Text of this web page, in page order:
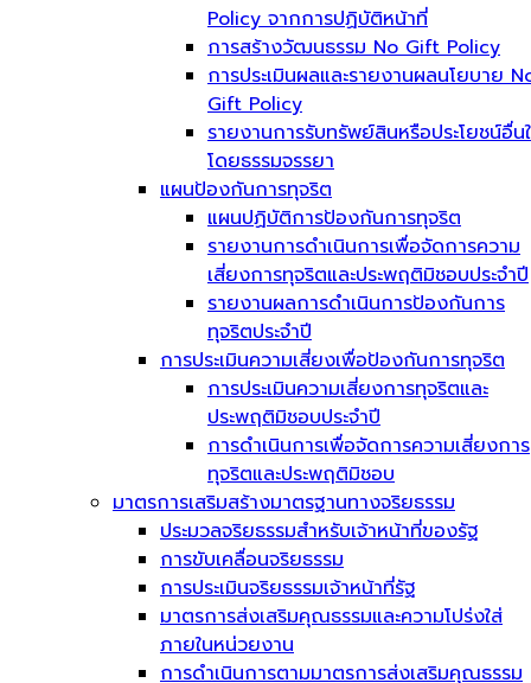
Policy จากการปฏิบัติหน้าที่
การสร้างวัฒนธรรม No Gift Policy
การประเมินผลและรายงานผลนโยบาย
Gift Policy
รายงานการรับทรัพย์สินหรือประโยชน์อื่น
โดยธรรมจรรยา
แผนป้องกันการทุจริต
แผนปฏิบัติการป้องกันการทุจริต
รายงานการดำเนินการเพื่อจัดการความ
เสี่ยงการทุจริตและประพฤติมิชอบประจำปี
รายงานผลการดำเนินการป้องกันการ
ทุจริตประจำปี
การประเมินความเสี่ยงเพื่อป้องกันการทุจริต
การประเมินความเสี่ยงการทุจริตและ
ประพฤติมิชอบประจำปี
การดำเนินการเพื่อจัดการความเสี่ยงการ
ทุจริตและประพฤติมิชอบ
มาตรการเสริมสร้างมาตรฐานทางจริยธรรม
ประมวลจริยธรรมสำหรับเจ้าหน้าที่ของรัฐ
การขับเคลื่อนจริยธรรม
การประเมินจริยธรรมเจ้าหน้าที่รัฐ
มาตรการส่งเสริมคุณธรรมและความโปร่งใส่
ภายในหน่วยงาน
การดำเนินการตามมาตรการส่งเสริมคุณธรรม